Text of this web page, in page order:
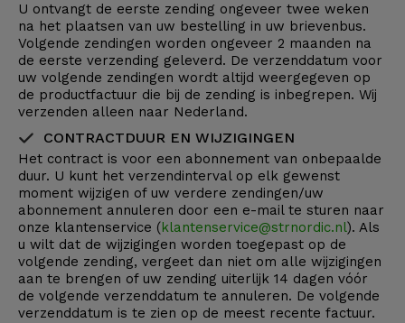
U ontvangt de eerste zending ongeveer twee weken
na het plaatsen van uw bestelling in uw brievenbus.
Volgende zendingen worden ongeveer 2 maanden na
de eerste verzending geleverd. De verzenddatum voor
uw volgende zendingen wordt altijd weergegeven op
de productfactuur die bij de zending is inbegrepen. Wij
verzenden alleen naar Nederland.
CONTRACTDUUR EN WIJZIGINGEN
Het contract is voor een abonnement van onbepaalde
duur. U kunt het verzendinterval op elk gewenst
moment wijzigen of uw verdere zendingen/uw
abonnement annuleren door een e-mail te sturen naar
onze klantenservice (klantenservice@strnordic.nl). Als
u wilt dat de wijzigingen worden toegepast op de
volgende zending, vergeet dan niet om alle wijzigingen
aan te brengen of uw zending uiterlijk 14 dagen vóór
de volgende verzenddatum te annuleren. De volgende
verzenddatum is te zien op de meest recente factuur.